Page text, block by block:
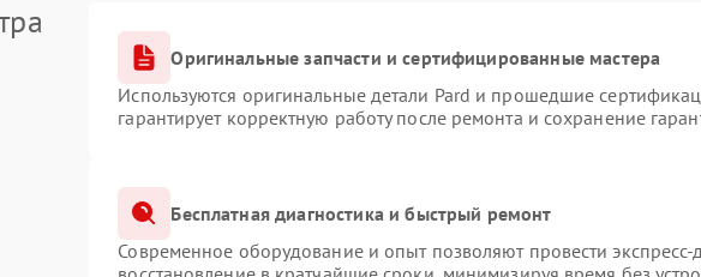
Оригинальные запчасти и сертифицированные мастера
Используются оригинальные детали Pard и прошедшие
гарантирует корректную работу после ремонта и сохранение
Бесплатная диагностика и быстрый ремонт
Современное оборудование и опыт позволяют провести экспресс-